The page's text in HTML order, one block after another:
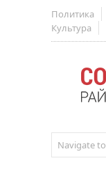
Политика
Культура